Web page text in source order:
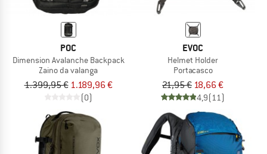
POC
Dimension Avalanche Backpack
Zaino da valanga
1.399,95 € 1.189,96 €
(0)
EVOC
Helmet Holder
Portacasco
21,95 € 18,66 €
4,9(11)